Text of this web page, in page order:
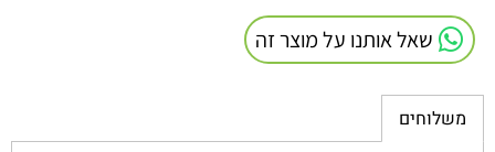
שאל אותנו על מוצר זה
משלוחים